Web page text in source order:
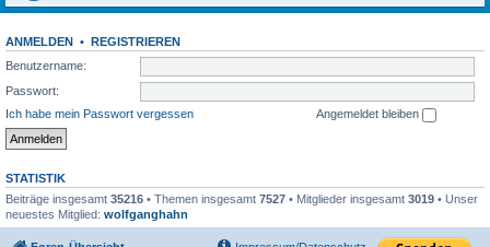
ANMELDEN • REGISTRIEREN
Benutzername:
Passwort:
Ich habe mein Passwort vergessen
Angemeldet bleiben
STATISTIK
Beiträge insgesamt 35216 • Themen insgesamt 7527 • Mitglieder insgesamt 3019 • Unser
neuestes Mitglied: wolfganghahn